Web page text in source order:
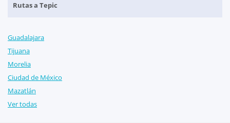
Rutas a Tepic
Guadalajara
Tijuana
Morelia
Ciudad de México
Mazatlán
Ver todas